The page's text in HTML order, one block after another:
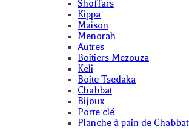
Shoffars
Kippa
Maison
Menorah
Autres
Boitiers Mezouza
Keli
Boite Tsedaka
Chabbat
Bijoux
Porte clé
Planche à pain de Chabbat